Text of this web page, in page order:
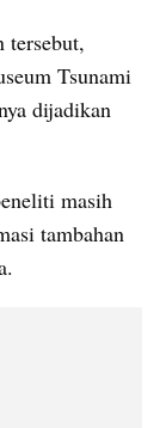
tersebut,
Tsunami
masih
tambahan